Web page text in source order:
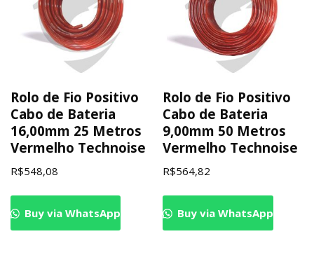
Rolo de Fio Positivo
Cabo de Bateria
16,00mm 25 Metros
Vermelho Technoise
R$548,08
Buy via WhatsApp
Rolo de Fio Positivo
Cabo de Bateria
9,00mm 50 Metros
Vermelho Technoise
R$564,82
Buy via WhatsApp